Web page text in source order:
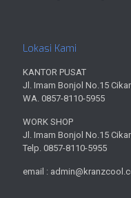
Lokasi Kami
KANTOR PUSAT
Jl. Imam Bonjol No.15
WA. 0857-8110-5955
WORK SHOP
Jl. Imam Bonjol No.15
Telp. 0857-8110-5955
email :